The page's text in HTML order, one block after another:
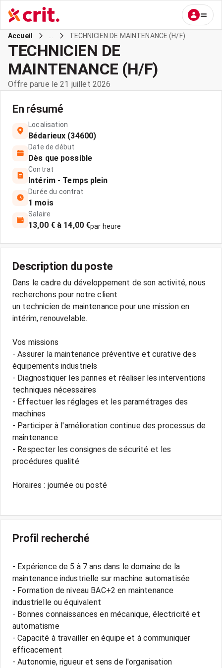
Accueil TECHNICIEN DE MAINTENANCE (H/F)
TECHNICIEN DE
MAINTENANCE (H/F)
Offre parue le 21 juillet 2026
En résumé
Localisation
Bédarieux (34600)
Date de début
Dès que possible
Contrat
Intérim - Temps plein
Durée du contrat
1 mois
Salaire
13,00 € à 14,00 €par heure
Description du poste
Dans le cadre du développement de son activité, nous
recherchons pour notre client
un technicien de maintenance pour une mission en
intérim, renouvelable.
Vos missions
- Assurer la maintenance préventive et curative des
équipements industriels
- Diagnostiquer les pannes et réaliser les interventions
techniques nécessaires
- Effectuer les réglages et les paramétrages des
machines
- Participer à l'amélioration continue des processus de
maintenance
- Respecter les consignes de sécurité et les
procédures qualité
Horaires : journée ou posté
Profil recherché
- Expérience de 5 à 7 ans dans le domaine de la
maintenance industrielle sur machine automatisée
- Formation de niveau BAC+2 en maintenance
industrielle ou équivalent
- Bonnes connaissances en mécanique, électricité et
automatisme
- Capacité à travailler en équipe et à communiquer
efficacement
- Autonomie, rigueur et sens de l'organisation